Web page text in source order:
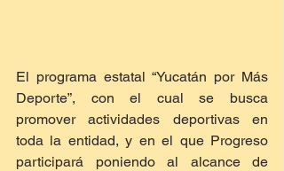
El programa estatal “Yucatán por Más
Deporte”, con el cual se busca
promover actividades deportivas en
toda la entidad, y en el que Progreso
participará poniendo al alcance de